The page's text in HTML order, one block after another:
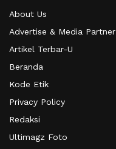
About Us
Advertise & Media Partner
Artikel Terbar-U
Beranda
Kode Etik
Privacy Policy
Redaksi
Ultimagz Foto